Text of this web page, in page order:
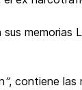
memorias
”, contiene las